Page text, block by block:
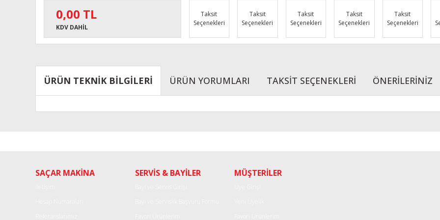
0,00 TL
KDV DAHİL
Taksit
Seçenekleri
Taksit
Seçenekleri
Taksit
Seçenekleri
Taksit
Seçenekleri
Taksit
Seçenekleri
ÜRÜN TEKNİK BİLGİLERİ ÜRÜN YORUMLARI TAKSİT SEÇENEKLERİ ÖNERİLERİNİZ
Ürün açıklamasında eksik bilgiler bulunuyor.
SAÇAR MAKİNA SERVİS & BAYİLER MÜŞTERİLER